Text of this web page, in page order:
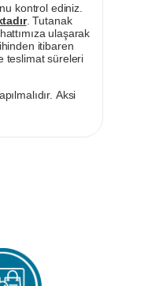
kontrol ediniz.
. Tutanak
ulaşarak
itibaren
teslimat süreleri
Aksi